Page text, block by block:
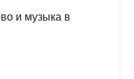
и музыка в